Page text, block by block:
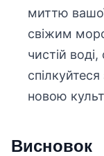
миттю
свіжим
чистій
новою
Висновок